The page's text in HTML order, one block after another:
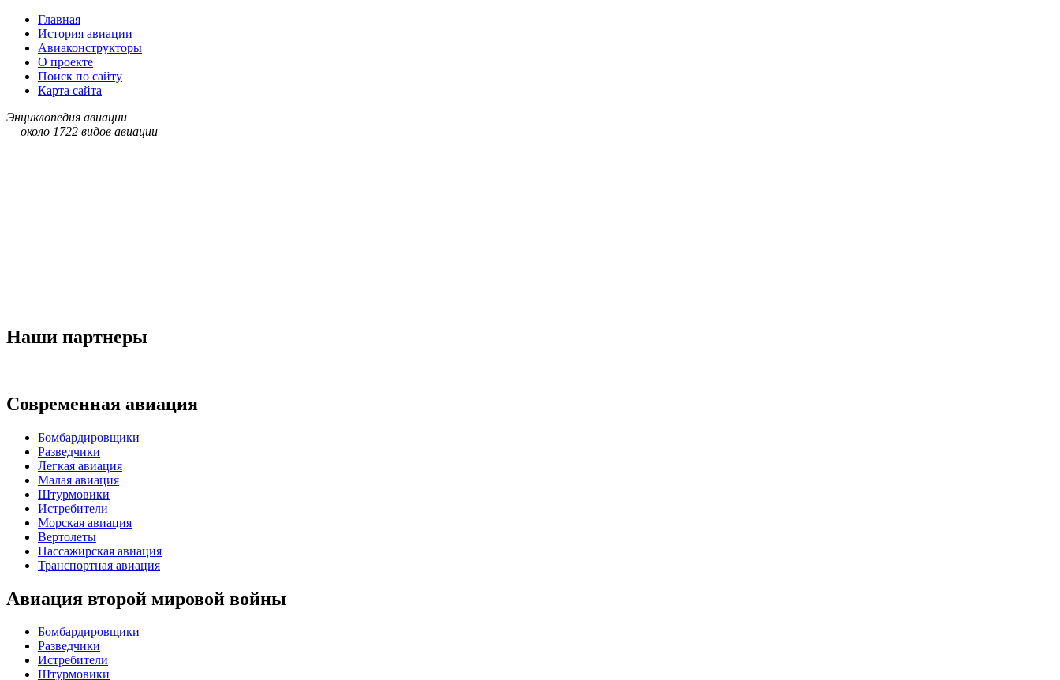
Главная
История авиации
Авиаконструкторы
О проекте
Поиск по сайту
Карта сайта
Энциклопедия авиации
— около 1722 видов авиации
Наши партнеры
Современная авиация
Бомбардировщики
Разведчики
Легкая авиация
Малая авиация
Штурмовики
Истребители
Морская авиация
Вертолеты
Пассажирская авиация
Транспортная авиация
Авиация второй мировой войны
Бомбардировщики
Разведчики
Истребители
Штурмовики